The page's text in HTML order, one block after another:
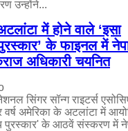
उन्होंने...
में होने वाले ‘इसा
पुरस्कार’ के फाइनल में
अधिकारी चयनित
सिंगर सॉन्ग राइटर्स
वर्ष अमेरिका के अटलांटा में
पुरस्कार' के आठवें संस्करण में